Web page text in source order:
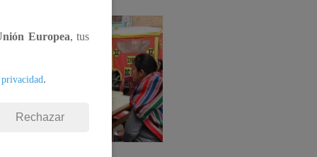
detalles
Europea, tus
.
Rechazar